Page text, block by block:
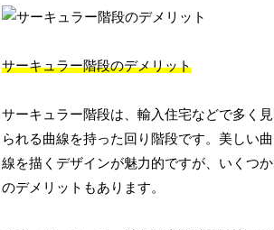
サーキュラー階段のデメリット
サーキュラー階段は、輸入住宅などで多く見
られる曲線を持った回り階段です。美しい曲
線を描くデザインが魅力的ですが、いくつか
のデメリットもあります。